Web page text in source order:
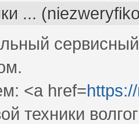
...
<a href=
техники